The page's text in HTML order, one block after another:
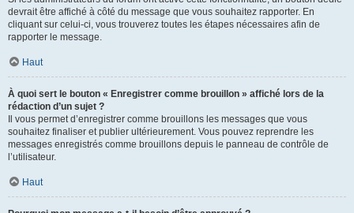
devrait être affiché à côté du message que vous souhaitez rapporter. En
cliquant sur celui-ci, vous trouverez toutes les étapes nécessaires afin de
rapporter le message.
Haut
À quoi sert le bouton « Enregistrer comme brouillon » affiché lors de la
rédaction d’un sujet ?
Il vous permet d’enregistrer comme brouillons les messages que vous
souhaitez finaliser et publier ultérieurement. Vous pouvez reprendre les
messages enregistrés comme brouillons depuis le panneau de contrôle de
l’utilisateur.
Haut